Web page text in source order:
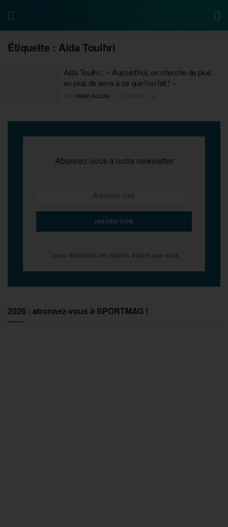
Étiquette : Aida Touihri
Aida Touihri : « Aujourd’hui, on cherche de plus
en plus de sens à ce que l’on fait ! »
FARID ROUAS
Abonnez-vous à notre newsletter
*nous détestons les spams autant que vous
2026 : abonnez-vous à SPORTMAG !